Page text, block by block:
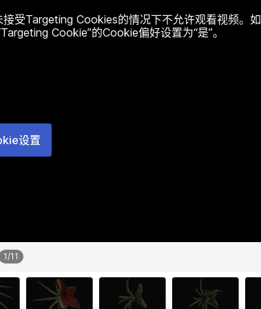
受Targeting Cookies的情况下不允许观看视频。如
Cookie”的Cookie偏好设置为“是”。
设置
1/11